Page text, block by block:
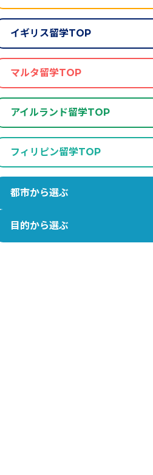
イギリス留学TOP
マルタ留学TOP
アイルランド留学TOP
フィリピン留学TOP
都市から選ぶ
目的から選ぶ